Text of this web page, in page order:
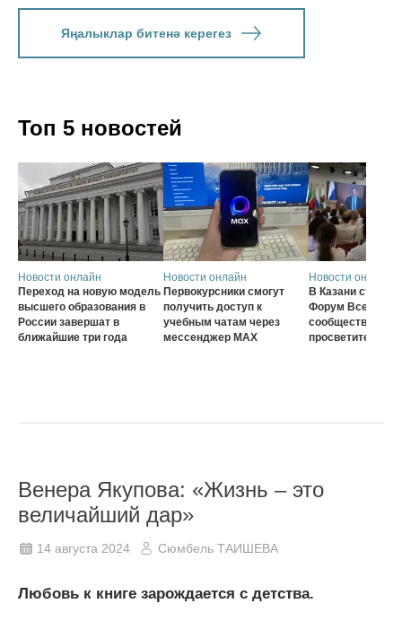
Яңалыклар битенә керегез
Топ 5 новостей
Новости онлайн
Переход на новую модель
высшего образования в
России завершат в
ближайшие три года
Новости онлайн
Первокурсники смогут
получить доступ к
учебным чатам через
мессенджер MAX
Новости онлайн
В Казани
Форум
сообщества
просветителей
Венера Якупова: «Жизнь – это
величайший дар»
14 августа 2024 Сюмбель ТАИШЕВА
Любовь к книге зарождается с детства.